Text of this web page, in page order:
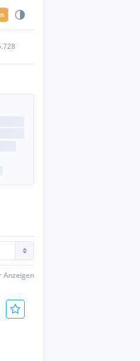
Anzeigen